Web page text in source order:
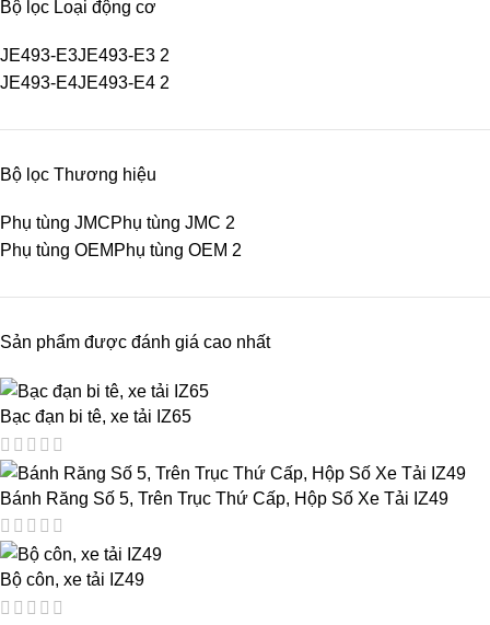
Bộ lọc Loại động cơ
JE493-E3JE493-E3 2
JE493-E4JE493-E4 2
Bộ lọc Thương hiệu
Phụ tùng JMCPhụ tùng JMC 2
Phụ tùng OEM Phụ tùng OEM 2
Sản phẩm được đánh giá cao nhất
Bạc đạn bi tê, xe tải IZ65
Bánh Răng Số 5, Trên Trục Thứ Cấp, Hộp Số Xe Tải IZ49
Bộ côn, xe tải IZ49